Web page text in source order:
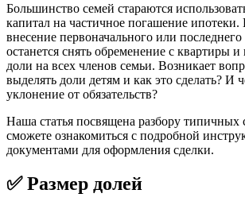
Большинство семей стараются
капитал на частичное погашение
внесение первоначального или
останется снять обременение с квартиры и
доли на всех членов семьи. Возникает
выделять доли детям и как это сделать? И
уклонение от обязательств?
Наша статья посвящена разбору
сможете ознакомиться с подробной
документами для оформления сделки.
✅ Размер долей